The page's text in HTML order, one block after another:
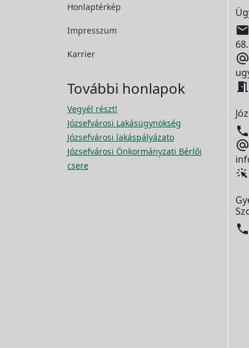
Honlaptérkép
Impresszum
Karrier
További honlapok
Vegyél részt!
Józsefvárosi Lakásügynökség
Józsefvárosi lakáspályázato
Józsefvárosi Önkormányzati Bérlői
csere

68.




